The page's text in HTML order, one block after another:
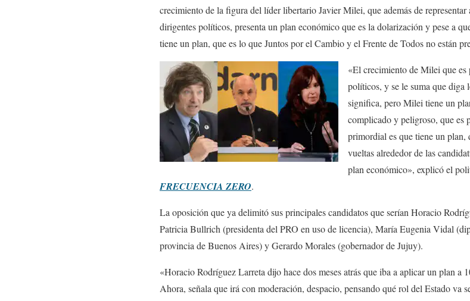
crecimiento de la figura del líder libertario Javier Milei, que además de representar
dirigentes políticos, presenta un plan económico que es la dolarización y pese a
tiene un plan, que es lo que Juntos por el Cambio y el Frente de Todos no están
«El crecimiento de Milei que
políticos, y se le suma que diga
significa, pero Milei tiene un
complicado y peligroso, que es
primordial es que tiene un plan,
vueltas alrededor de las
plan económico», explicó el
FRECUENCIA ZERO.
La oposición que ya delimitó sus principales candidatos que serían Horacio
Patricia Bullrich (presidenta del PRO en uso de licencia), María Eugenia Vidal
provincia de Buenos Aires) y Gerardo Morales (gobernador de Jujuy).
«Horacio Rodríguez Larreta dijo hace dos meses atrás que iba a aplicar un plan a
Ahora, señala que irá con moderación, despacio, pensando qué rol del Estado va